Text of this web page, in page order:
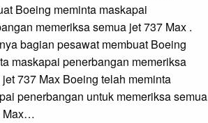
Boeing meminta maskapai
memeriksa semua jet 737 Max .
bagian pesawat membuat Boeing
maskapai penerbangan memeriksa
737 Max Boeing telah meminta
penerbangan untuk memeriksa semua
Max…